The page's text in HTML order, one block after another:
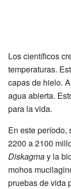
Los científicos
temperaturas.
capas de hielo.
agua abierta.
para la vida.
En este período,
2200 a 2100
Diskagmay la
mohos
pruebas de vida